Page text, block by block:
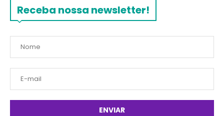
Receba nossa newsletter!